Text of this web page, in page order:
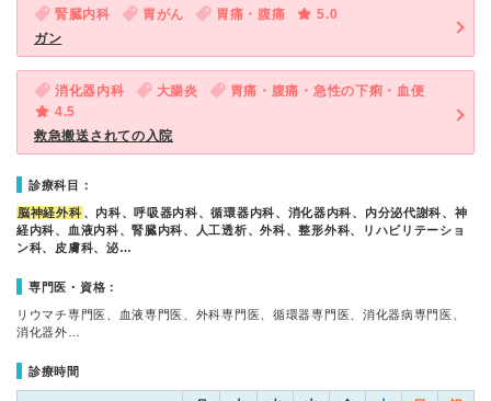
腎臓内科 胃がん 胃痛・腹痛
5.0
ガン
消化器内科 大腸炎
胃痛・腹痛・急性の下痢・血便
4.5
救急搬送されての入院
診療科目：
脳神経外科 、内科、呼吸器内科、循環器内科、消化器内科、内分泌代謝科、神
経内科、血液内科、腎臓内科、人工透析、外科、整形外科、リハビリテーショ
ン科、皮膚科、泌…
専門医・資格：
リウマチ専門医、血液専門医、外科専門医、循環器専門医、消化器病専門医、
消化器外…
診療時間